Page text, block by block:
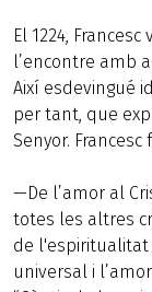
El 1224,
l’encontre amb
Així esdevingué
per tant, que
Senyor.
—De l’amor al
totes les altres
de l'espiritualitat
universal i